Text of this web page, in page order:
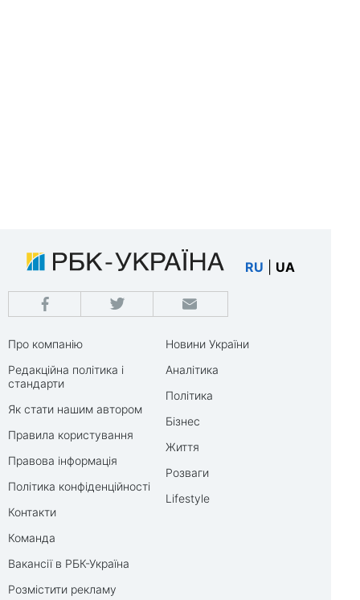
RU UA
Про компанію
Редакційна політика і
стандарти
Як стати нашим автором
Правила користування
Правова інформація
Політика конфіденційності
Контакти
Команда
Вакансії в РБК-Україна
Розмістити рекламу
Новини України
Аналітика
Політика
Бізнес
Життя
Розваги
Lifestyle